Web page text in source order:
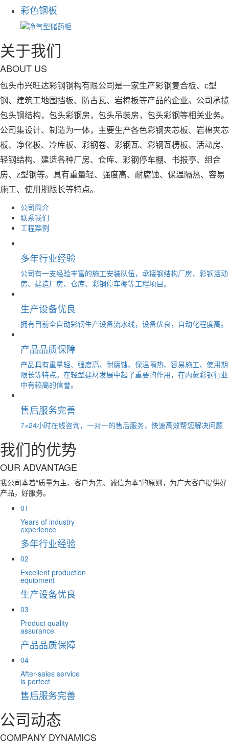
彩色钢板
关于我们
ABOUT US
包头市兴旺达彩钢钢构有限公司是一家生产彩钢复合板、c型
钢、建筑工地围挡板、防古瓦、岩棉板等产品的企业。公司承揽
包头钢结构，包头彩钢房，包头吊装房，包头彩钢等相关业务。
公司集设计、制造为一体，主要生产各色彩钢夹芯板、岩棉夹芯
板、净化板、冷库板、彩钢卷、彩钢瓦、彩钢瓦楞板、活动房、
轻钢结构、建造各种厂房、仓库、彩钢停车棚、书报亭、组合
房、z型钢等。具有重量轻、强度高、耐腐蚀、保温隔热、容易
施工、使用期限长等特点。
公司简介
联系我们
工程案例
多年行业经验
公司有一支经验丰富的施工安装队伍，承接钢结构厂房、彩钢活动
房、建造厂房、仓库、彩钢停车棚等工程项目。
生产设备优良
拥有目前全自动彩钢生产设备流水线，设备优良，自动化程度高。
产品品质保障
产品具有重量轻、强度高、耐腐蚀、保温隔热、容易施工、使用期
限长等特点。在轻型建材发展中起了重要的作用，在内蒙彩钢行业
中有较高的信誉。
售后服务完善
7×24小时在线咨询，一对一的售后服务，快速高效帮您解决问题
我们的优势
OUR ADVANTAGE
我公司本着“质量为主、客户为先、诚信为本”的原则，为广大客户提供好
产品，好服务。
01
Years of industry
experience
多年行业经验
02
Excellent production
equipment
生产设备优良
03
Product quality
assurance
产品品质保障
04
After-sales service
is perfect
售后服务完善
公司动态
COMPANY DYNAMICS